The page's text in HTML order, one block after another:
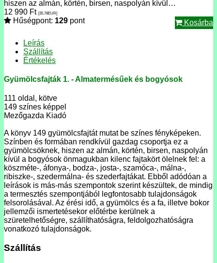
hiszen az almán, körtén, birsen, naspolyán kívül…
12 990 Ft [35.78EUR]
Hűségpont: 129 pont Kosárba
Leírás
Szállítás
Értékelés
Gyümölcsfajták 1. - Almatermésűek és bogyósok
111 oldal, kötve
149 színes képpel
Mezőgazda Kiadó
A könyv 149 gyümölcsfajtát mutat be színes fényképeken.
Színben és formában rendkívül gazdag csoportja ez a
gyümölcsöknek, hiszen az almán, körtén, birsen, naspolyán
kívül a bogyósok önmagukban kilenc fajtakört ölelnek fel: a
köszméte-, áfonya-, bodza-, josta-, szamóca-, málna-,
ribiszke-, szedermálna- és szederfajtákat. Ebből adódóan a
leírások is más-más szempontok szerint készültek, de mindig
a termesztés szempontjából legfontosabb tulajdonságok
felsorolásával. Az érési idő, a gyümölcs és a fa, illetve bokor
jellemzői ismertetésekor előtérbe kerülnek a
szüretelhetőségre, szállíthatóságra, feldolgozhatóságra
vonatkozó tulajdonságok.
Szállítás